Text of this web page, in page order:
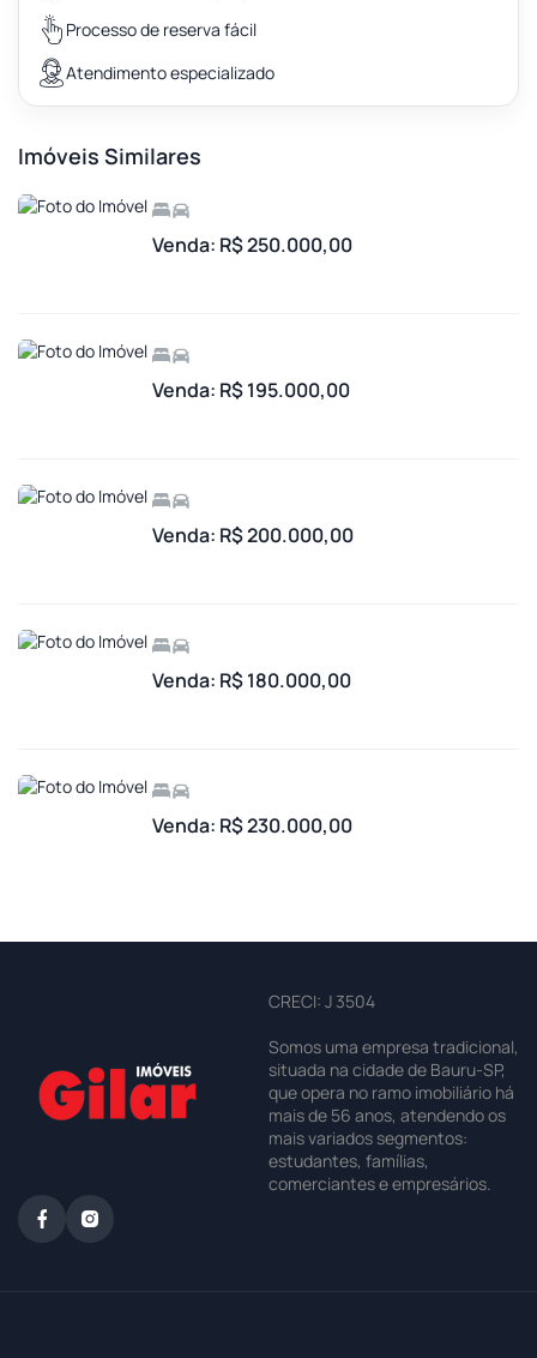
Processo de reserva fácil
Atendimento especializado
Imóveis Similares
Venda: R$ 250.000,00
Venda: R$ 195.000,00
Venda: R$ 200.000,00
Venda: R$ 180.000,00
Venda: R$ 230.000,00
CRECI: J 3504
Somos uma empresa tradicional,
situada na cidade de Bauru-SP,
que opera no ramo imobiliário há
mais de 56 anos, atendendo os
mais variados segmentos:
estudantes, famílias,
comerciantes e empresários.